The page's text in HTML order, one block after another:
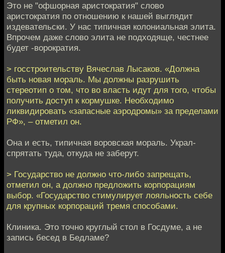
Это не "офшорная аристократия" слово
аристократия по отношению к нашей выглядит
издевательски. У нас типичная колониальная элита.
Впрочем даже слово элита не подходяще, честнее
будет -ворократия.
> госстроительству Вячеслав Лысаков. «Должна
быть новая мораль. Мы должны разрушить
стереотип о том, что во власть идут для того, чтобы
получить доступ к кормушке. Необходимо
ликвидировать «запасные аэродромы» за пределами
РФ», – отметил он.
Она и есть, типичная воровская мораль. Украл-
спрятать туда, откуда не заберут.
> Государство не должно что-либо запрещать,
отметил он, а должно предложить корпорациям
выбор. «Государство стимулирует лояльность себе
для крупных корпораций тремя способами.
Клиника. Это точно круглый стол в Госдуме, а не
запись бесед в Бедламе?